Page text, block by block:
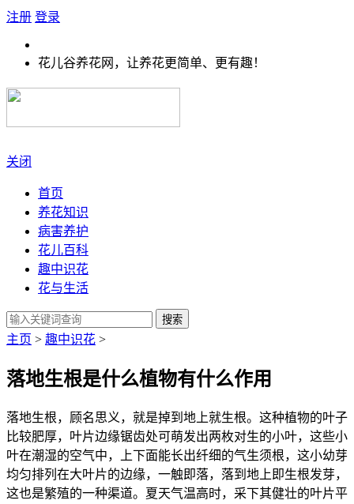
注册 登录
花儿谷养花网，让养花更简单、更有趣！
关闭
首页
养花知识
病害养护
花儿百科
趣中识花
花与生活
搜索
主页 > 趣中识花 >
落地生根是什么植物有什么作用
落地生根，顾名思义，就是掉到地上就生根。这种植物的叶子
比较肥厚，叶片边缘锯齿处可萌发出两枚对生的小叶，这些小
叶在潮湿的空气中，上下面能长出纤细的气生须根，这小幼芽
均匀排列在大叶片的边缘，一触即落，落到地上即生根发芽，
这也是繁殖的一种渠道。夏天气温高时，采下其健壮的叶片平